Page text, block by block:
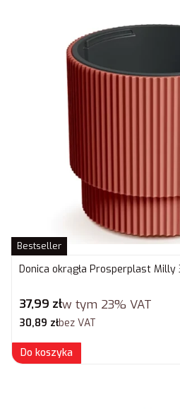
Bestseller
Donica okrągła Prosperplast Milly
Cena brutto
37,99 złw tym 23% VAT
Cena netto
30,89 złbez VAT
Do koszyka